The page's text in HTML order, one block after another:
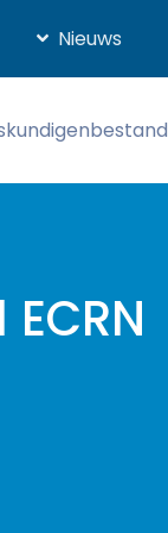
Nieuws